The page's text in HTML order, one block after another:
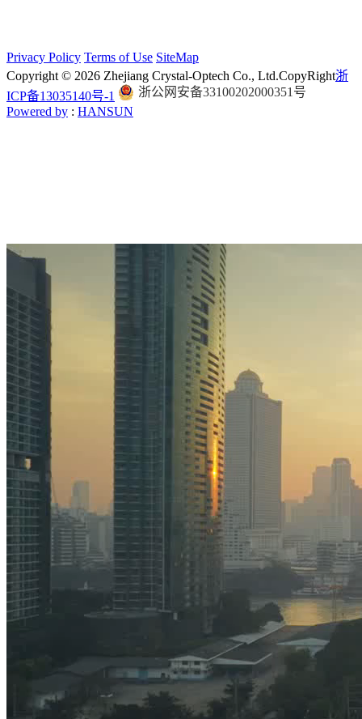
Privacy Policy Terms of Use SiteMap
Copyright © 2026 Zhejiang Crystal-Optech Co., Ltd.CopyRight浙
ICP备13035140号-1
浙公网安备33100202000351号
Powered by : HANSUN